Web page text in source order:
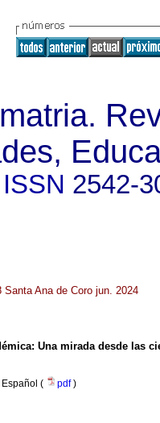
2542-
Ana de Coro jun. 2024
Una mirada desde las
Español ( pdf)